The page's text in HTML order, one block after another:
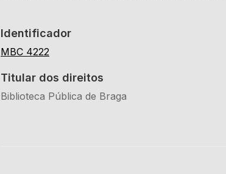
Identificador
MBC 4222
Titular dos direitos
Biblioteca Pública de Braga